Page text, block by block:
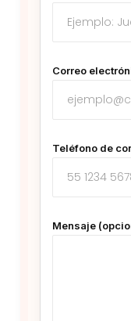
Correo
Teléfono de
Mensaje